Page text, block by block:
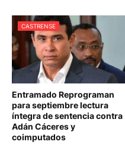
CASTRENSE
Entramado Reprograman
para septiembre lectura
íntegra de sentencia contra
Adán Cáceres y
coimputados